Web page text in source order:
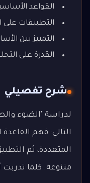
القواعد
التطبيقات
التمييز بين
القدرة على
شرح تفصيلي
لدراسة "الضوء
التالي: فهم القاعدة
المتعددة، ثم
متنوعة. كلما تدربت